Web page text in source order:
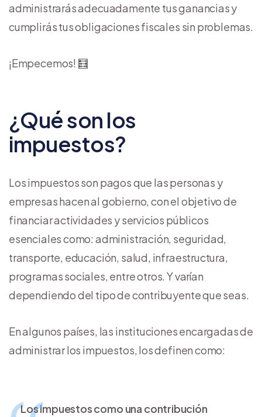
administrarás adecuadamente tus ganancias y
cumplirás tus obligaciones fiscales sin problemas.
¡Empecemos! 🧮
¿Qué son los
impuestos?
Los impuestos son pagos que las personas y
empresas hacen al gobierno, con el objetivo de
financiar actividades y servicios públicos
esenciales como: administración, seguridad,
transporte, educación, salud, infraestructura,
programas sociales, entre otros. Y varían
dependiendo del tipo de contribuyente que seas.
En algunos países, las instituciones encargadas de
administrar los impuestos, los definen como:
Los impuestos como una contribución